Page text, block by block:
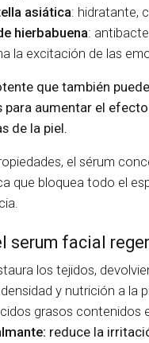
asiática: hidratante,
hierbabuena:
la excitación de las
que también
aumentar el
de la piel.
el sérum
que bloquea todo el
serum facial
los tejidos,
y nutrición a la
grasos contenidos
reduce la